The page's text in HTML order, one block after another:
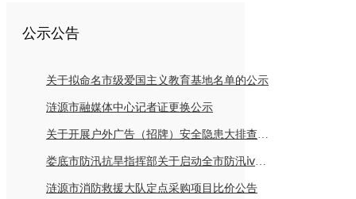
公示公告
关于拟命名市级爱国主义教育基地名单的公示
涟源市融媒体中心记者证更换公示
关于开展户外广告（招牌）安全隐患大排查倡议书
娄底市防汛抗旱指挥部关于启动全市防汛ⅳ级应急响应的紧急通知
涟源市消防救援大队定点采购项目比价公告